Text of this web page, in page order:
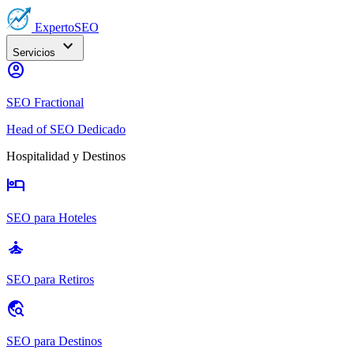
ExpertoSEO
Servicios
expand_more
account_circle
SEO Fractional
Head of SEO Dedicado
Hospitalidad y Destinos
hotel
SEO para Hoteles
self_improvement
SEO para Retiros
travel_explore
SEO para Destinos